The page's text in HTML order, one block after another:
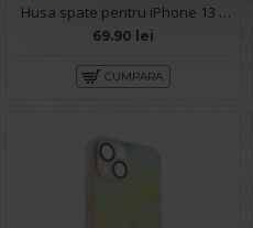
Husa spate pentru iPhone 13 - Slide Case Rosu
69.90 lei
CUMPARA